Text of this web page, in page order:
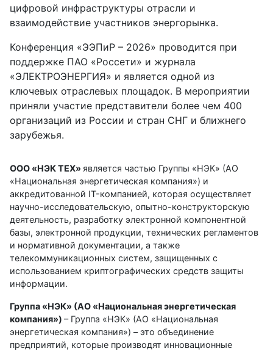
цифровой инфраструктуры отрасли и
взаимодействие участников энергорынка.
Конференция «ЭЭПиР – 2026» проводится при
поддержке ПАО «Россети» и журнала
«ЭЛЕКТРОЭНЕРГИЯ» и является одной из
ключевых отраслевых площадок. В мероприятии
приняли участие представители более чем 400
организаций из России и стран СНГ и ближнего
зарубежья.
ООО «НЭК ТЕХ» является частью Группы «НЭК» (АО
«Национальная энергетическая компания») и
аккредитованной IT-компанией, которая осуществляет
научно-исследовательскую, опытно-конструкторскую
деятельность, разработку электронной компонентной
базы, электронной продукции, технических регламентов
и нормативной документации, а также
телекоммуникационных систем, защищенных с
использованием криптографических средств защиты
информации.
Группа «НЭК» (АО «Национальная энергетическая
компания») – Группа «НЭК» (АО «Национальная
энергетическая компания») – это объединение
предприятий, которые производят инновационные